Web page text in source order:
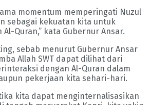
momentum memperingati Nuzul
sebagai kekuatan kita untuk
Quran,” kata Gubernur Ansar.
sebab menurut Gubernur Ansar
Allah SWT dapat dilihat dari
dengan Al-Quran dalam
pekerjaan kita sehari-hari.
kita dapat menginternalisasikan